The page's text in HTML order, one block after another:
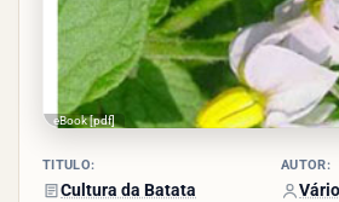
eBook [pdf]
TÍTULO:
Cultura da Batata
AUTOR: